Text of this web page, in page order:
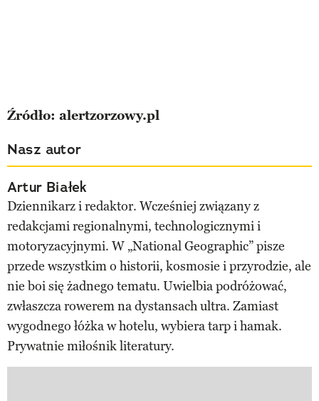
Źródło: alertzorzowy.pl
Nasz autor
Artur Białek
Dziennikarz i redaktor. Wcześniej związany z
redakcjami regionalnymi, technologicznymi i
motoryzacyjnymi. W „National Geographic” pisze
przede wszystkim o historii, kosmosie i przyrodzie, ale
nie boi się żadnego tematu. Uwielbia podróżować,
zwłaszcza rowerem na dystansach ultra. Zamiast
wygodnego łóżka w hotelu, wybiera tarp i hamak.
Prywatnie miłośnik literatury.